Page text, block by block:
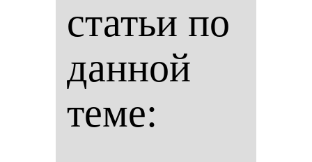
статьи по
данной
теме: